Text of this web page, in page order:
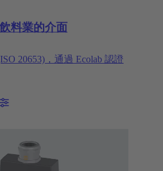
料業的介面
20653)，通過 Ecolab 認證